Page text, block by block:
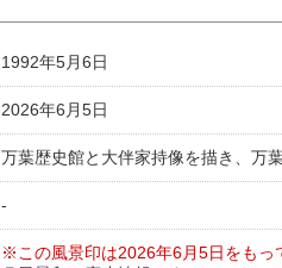
1992年5月6日
2026年6月5日
万葉歴史館と大伴家持像を描き、万
-
※この風景印は2026年6月5日をも